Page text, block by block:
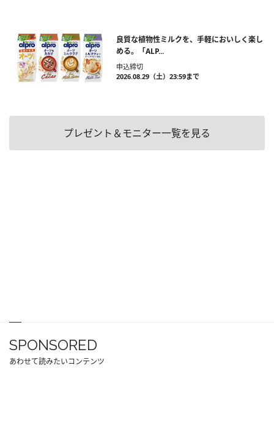
良質な植物性ミルクを、手軽においしく楽し
める。「ALP...
申込締切
2026.08.29（土）23:59まで
プレゼント＆モニター一覧を見る
SPONSORED
あわせて読みたいコンテンツ